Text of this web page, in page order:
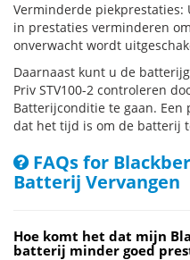
Verminderde piekprestaties:
in prestaties verminderen
onverwacht wordt
Daarnaast kunt u de
Priv STV100-2 controleren
Batterijconditie te gaan. Een
dat het tijd is om de batterij
FAQs for
Batterij Vervangen
Hoe komt het dat mijn
batterij minder goed